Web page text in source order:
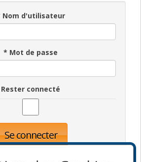
Nom d'utilisateur
* Mot de passe
Rester connecté
Se connecter